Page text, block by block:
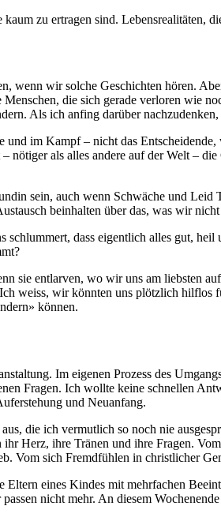
zu ertragen sind. Lebensrealitäten,
wenn wir solche Geschichten hören.
die sich gerade verloren wie
Als ich anfing darüber
und im Kampf – nicht das
nötiger als alles andere auf der Welt –
sein, auch wenn Schwäche und Leid
beinhalten über das, was wir
schlummert, dass eigentlich alles gut,
sie entlarven, wo wir uns am liebsten
weiss, wir könnten uns plötzlich
können.
Im eigenen Prozess des
Fragen. Ich wollte keine schnellen
und Neuanfang.
die ich vermutlich so noch nie
Herz, ihre Tränen und ihre Fragen.
Vom sich Fremdfühlen in christlicher
eines Kindes mit mehrfachen
nicht mehr. An diesem